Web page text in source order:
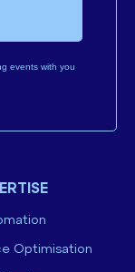
events with you
Optimisation